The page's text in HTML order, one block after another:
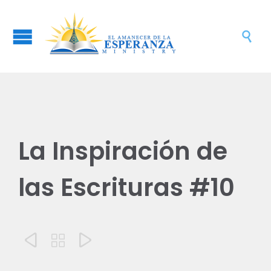

La Inspiración de
las Escrituras #10
  